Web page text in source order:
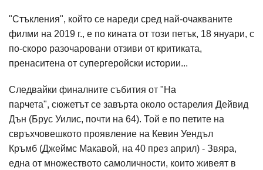
"Стъкления", който се нареди сред най-очакваните
филми на 2019 г., е по кината от този петък, 18 януари, с
по-скоро разочаровани отзиви от критиката,
пренаситена от супергеройски истории...
Следвайки финалните събития от "На
парчета", сюжетът се завърта около остарелия Дейвид
Дън (Брус Уилис, почти на 64). Той е по петите на
свръхчовешкото проявление на Кевин Уендъл
Кръмб (Джеймс Макавой, на 40 през април) - Звяра,
една от множеството самоличности, които живеят в